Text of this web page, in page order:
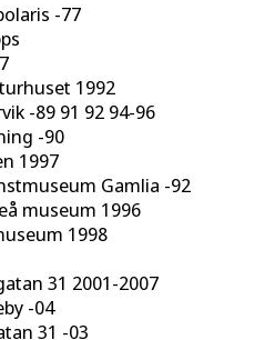
-77
1992
-89 91 92 94-96
-90
1997
Gamlia -92
museum 1996
1998
31 2001-2007
-04
31 -03